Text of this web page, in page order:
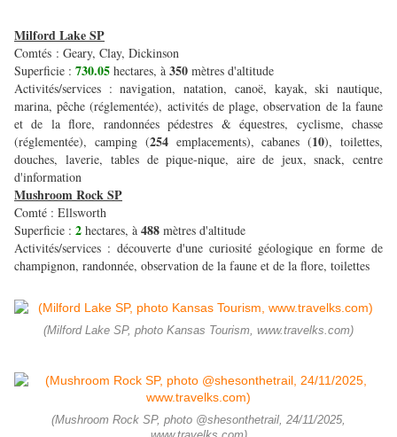
Milford Lake SP
Comtés : Geary, Clay, Dickinson
Superficie : 730.05 hectares, à 350 mètres d'altitude
Activités/services : navigation, natation, canoë, kayak, ski nautique,
marina, pêche (réglementée), activités de plage, observation de la faune
et de la flore, randonnées pédestres & équestres, cyclisme, chasse
(réglementée), camping (254 emplacements), cabanes (10), toilettes,
douches, laverie, tables de pique-nique, aire de jeux, snack, centre
d'information
Mushroom Rock SP
Comté : Ellsworth
Superficie : 2 hectares, à 488 mètres d'altitude
Activités/services : découverte d'une curiosité géologique en forme de
champignon, randonnée, observation de la faune et de la flore, toilettes
(Milford Lake SP, photo Kansas Tourism, www.travelks.com)
(Mushroom Rock SP, photo @shesonthetrail, 24/11/2025,